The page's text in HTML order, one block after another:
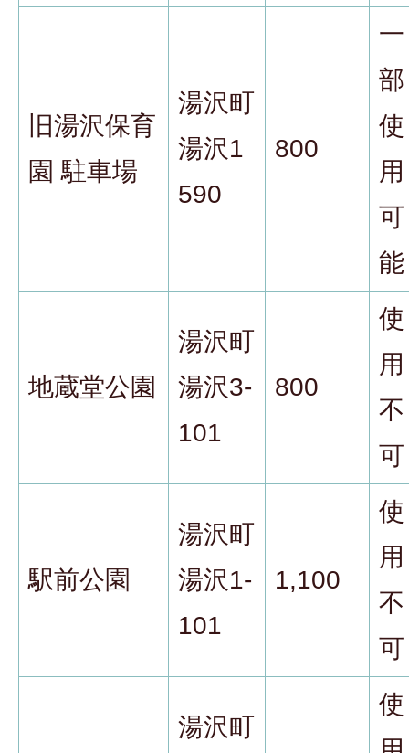
旧湯沢保育
園 駐車場
湯沢町
湯沢1
590
800
一
部
使
用
可
能
地蔵堂公園
湯沢町
湯沢3-
101
800
使
用
不
可
駅前公園
湯沢町
湯沢1-
101
1,100
使
用
不
可
湯沢町
使